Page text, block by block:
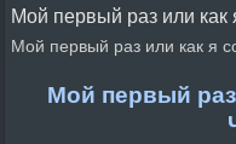
Мой первый раз или как
Мой первый раз или как я
Мой первый